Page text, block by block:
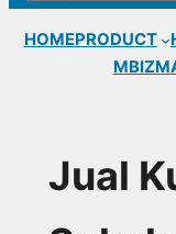
HOMEPRODUCT
Jual